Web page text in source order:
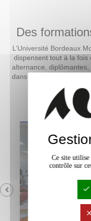
Des
L’Université Bordeaux
dispensent tout à la fois
alternance,
dans les domaines
Consultez les
Ce site utilise
contrôle sur